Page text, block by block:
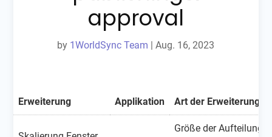
approval
by 1WorldSync Team |Aug. 16, 2023
Erweiterung Applikation Art der Erweiterung
Größe der Aufteilung